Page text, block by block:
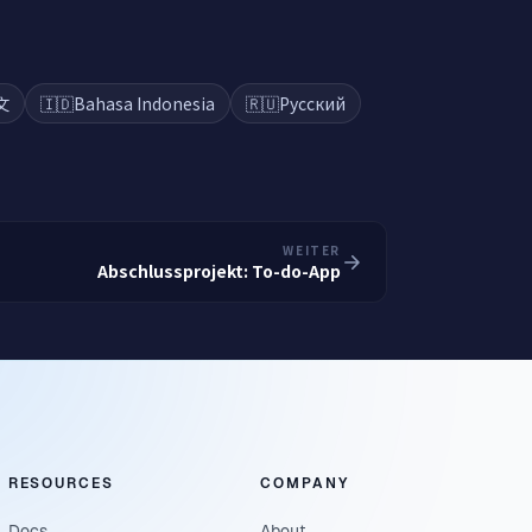
🇮🇩Bahasa Indonesia 🇷🇺Русский
WEITER
Abschlussprojekt: To-do-App
RESOURCES COMPANY